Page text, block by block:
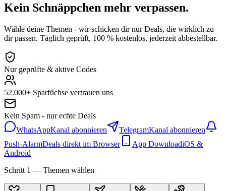
Kein Schnäppchen mehr verpassen.
Wähle deine Themen - wir schicken dir nur Deals, die wirklich zu
dir passen. Täglich geprüft, 100 % kostenlos, jederzeit abbestellbar.
Nur geprüfte & aktive Codes
52.000+ Sparfüchse vertrauen uns
Kein Spam - nur echte Deals
WhatsAppKanal abonnieren TelegramKanal abonnieren
Push-AlarmDeals direkt im Browser App DownloadiOS &
Android
Schritt 1 — Themen wählen